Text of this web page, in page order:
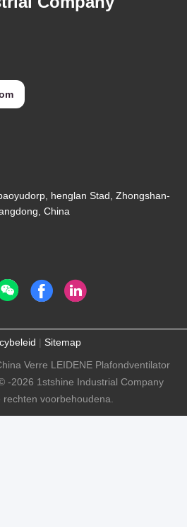
henglan Stad, Zhongshan-
China
| Sitemap
Verre LEIDENE Plafondventilator
-2026 1stshine Industrial Company
rechten voorbehoudena.